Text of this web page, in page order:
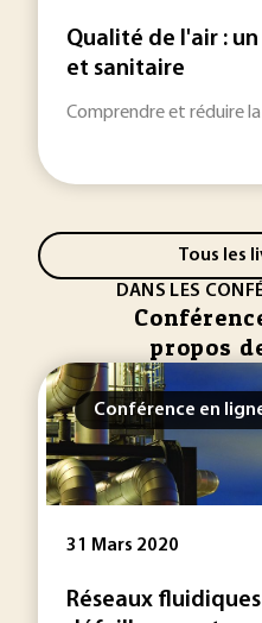
Qualité de l'air :
et sanitaire
Comprendre et réduire
Tous les
DANS LES
propos
Conférence en
31 Mars 2020
Réseaux